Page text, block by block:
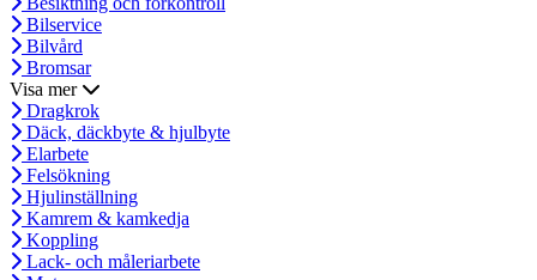
Bilservice
Bilvård
Bromsar
Visa mer
Dragkrok
Däck, däckbyte & hjulbyte
Elarbete
Felsökning
Hjulinställning
Kamrem & kamkedja
Koppling
Lack- och måleriarbete